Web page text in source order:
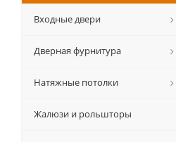
Входные двери
Дверная фурнитура
Натяжные потолки
Жалюзи и рольшторы